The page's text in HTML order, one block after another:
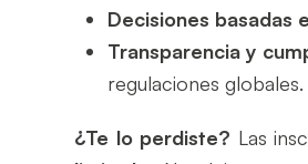
Decisiones basadas
Transparencia y
regulaciones globales.
¿Te lo perdiste? Las